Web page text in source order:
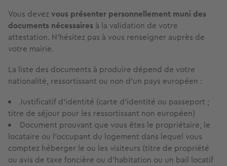
Vous devezvous présenter personnellement muni des
documents nécessaires à la validation de votre
attestation. N’hésitez pas à vous renseigner auprès de
votre mairie.
La liste des documents à produire dépend de votre
nationalité, ressortissant ou non d’un pays européen :
Justificatif d'identité (carte d'identité ou passeport ;
titre de séjour pour les ressortissant non européen)
Document prouvant que vous êtes le propriétaire, le
locataire ou l'occupant du logement dans lequel vous
comptez héberger le ou les visiteurs (titre de propriété
ou avis de taxe foncière ou d'habitation ou un bail locatif